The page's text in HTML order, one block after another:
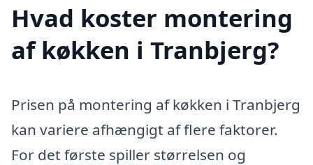
Hvad koster montering
af køkken i Tranbjerg?
Prisen på montering af køkken i Tranbjerg
kan variere afhængigt af flere faktorer.
For det første spiller størrelsen og